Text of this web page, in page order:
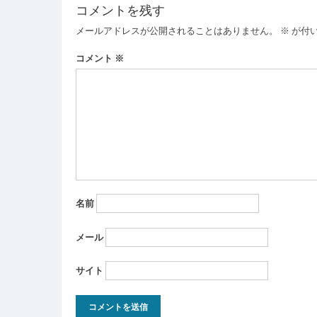
ビ
ゲ
ー
コメントを残す
メールアドレスが公開されることはありません。 ※ が付
コメント ※
名前
メール
サイト